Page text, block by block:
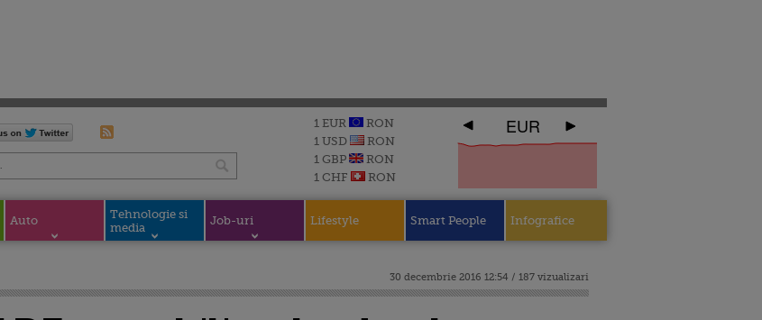
1 EUR
RON
1 USD
RON
1 GBP
RON
1 CHF
RON
EUR
Auto
Tehnologie si
media
Job-uri Lifestyle Smart People Infografice
30 decembrie 2016 12:54 / 187 vizualizari